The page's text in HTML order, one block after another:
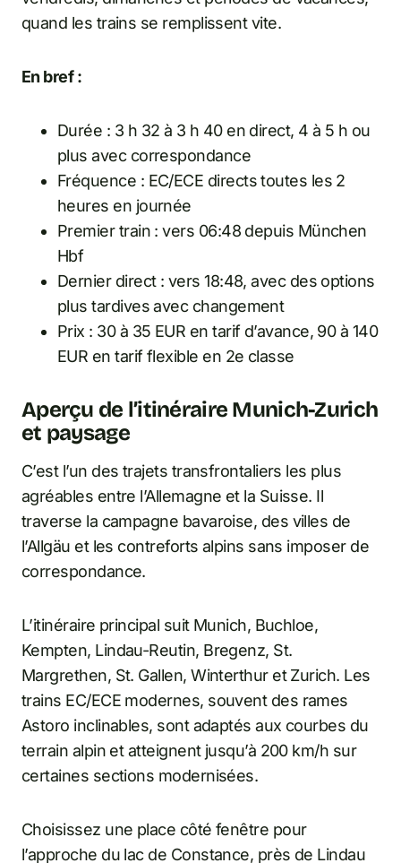
quand les trains se remplissent vite.
En bref :
Durée : 3 h 32 à 3 h 40 en direct, 4 à 5 h ou
plus avec correspondance
Fréquence : EC/ECE directs toutes les 2
heures en journée
Premier train : vers 06:48 depuis München
Hbf
Dernier direct : vers 18:48, avec des options
plus tardives avec changement
Prix : 30 à 35 EUR en tarif d’avance, 90 à 140
EUR en tarif flexible en 2e classe
Aperçu de l’itinéraire Munich-Zurich
et paysage
C’est l’un des trajets transfrontaliers les plus
agréables entre l’Allemagne et la Suisse. Il
traverse la campagne bavaroise, des villes de
l’Allgäu et les contreforts alpins sans imposer de
correspondance.
L’itinéraire principal suit Munich, Buchloe,
Kempten, Lindau-Reutin, Bregenz, St.
Margrethen, St. Gallen, Winterthur et Zurich. Les
trains EC/ECE modernes, souvent des rames
Astoro inclinables, sont adaptés aux courbes du
terrain alpin et atteignent jusqu’à 200 km/h sur
certaines sections modernisées.
Choisissez une place côté fenêtre pour
l’approche du lac de Constance, près de Lindau